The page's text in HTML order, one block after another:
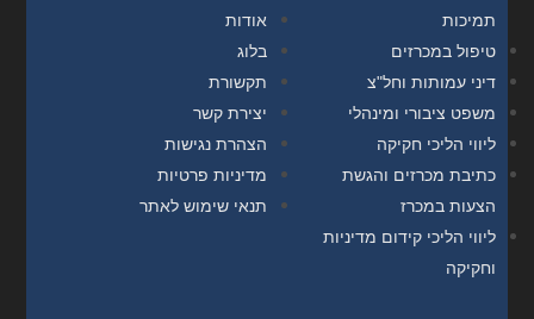
אודות
בלוג
תקשורת
יצירת קשר
הצהרת נגישות
מדיניות פרטיות
תנאי שימוש לאתר
תמיכות
טיפול במכרזים
דיני עמותות וחל"צ
משפט ציבורי ומינהלי
ליווי הליכי חקיקה
כתיבת מכרזים והגשת
הצעות במכרז
ליווי הליכי קידום מדיניות
וחקיקה